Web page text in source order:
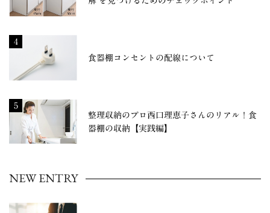
4
食器棚コンセントの配線について
5
整理収納のプロ西口理恵子さんのリアル！食
器棚の収納【実践編】
NEW ENTRY